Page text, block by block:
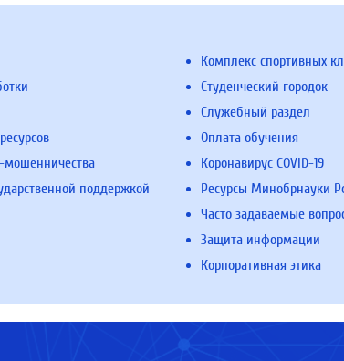
мошенничества
поддержкой
Комплекс спортивных
Студенческий городок
Служебный раздел
Оплата обучения
Коронавирус COVID-19
Ресурсы Минобрнауки
Часто задаваемые
Защита информации
Корпоративная этика